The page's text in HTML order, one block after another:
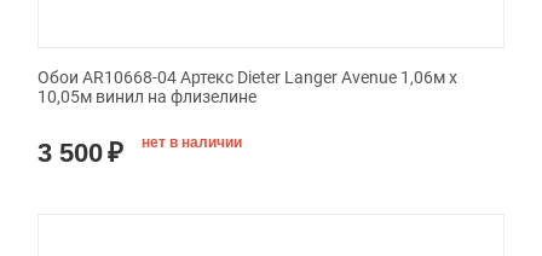
Обои AR10668-04 Артекс Dieter Langer Avenue 1,06м х
10,05м винил на флизелине
3 500₽ нет в наличии